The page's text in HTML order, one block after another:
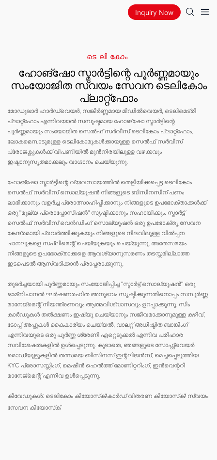
Inquiry Now
ടെലികോം
ഹോങ്‌ഷോ സ്മാർട്ടിന്റെ പൂർണ്ണമായും
സംയോജിത സ്വയം സേവന ടെലികോം
പ്ലാറ്റ്‌ഫോം
മോഡുലാർ ഹാർഡ്‌വെയർ, സങ്കീർണ്ണമായ മിഡിൽവെയർ, ടെലിമെട്രി
പ്ലാറ്റ്‌ഫോം എന്നിവയാൽ സമ്പുഷ്ടമായ ഹോങ്‌ഷോ സ്മാർട്ടിന്റെ
പൂർണ്ണമായും സംയോജിത സെൽഫ് സർവീസ് ടെലികോം പ്ലാറ്റ്‌ഫോം,
ലോകമെമ്പാടുമുള്ള ടെലികോമുകൾക്കായുള്ള സെൽഫ് സർവീസ്
പ്രോജക്റ്റുകൾക്ക് വിപണിയിൽ മുൻനിരയിലുള്ള വഴക്കവും
ഇഷ്ടാനുസൃതമാക്കലും വാഗ്ദാനം ചെയ്യുന്നു.
ഹോങ്‌ഷോ സ്മാർട്ടിന്റെ വ്യവസായത്തിൽ തെളിയിക്കപ്പെട്ട ടെലികോം
സെൽഫ് സർവീസ് സൊല്യൂഷൻ നിങ്ങളുടെ ബിസിനസിന് പണം
ലാഭിക്കാനും വളർച്ച പ്രോത്സാഹിപ്പിക്കാനും നിങ്ങളുടെ ഉപഭോക്താക്കൾക്ക്
ഒരു "മൂല്യ-പ്രൊപ്പോസിഷൻ" സൃഷ്ടിക്കാനും സഹായിക്കും. സ്മാർട്ട്
സെൽഫ് സർവീസ് വെൻഡിംഗ് സൊല്യൂഷൻ ഒരു ഉപഭോക്തൃ സേവന
കേന്ദ്രമായി പ്രവർത്തിക്കുകയും നിങ്ങളുടെ നിലവിലുള്ള വിൽപ്പന
ചാനലുകളെ സപ്ലിമെന്റ് ചെയ്യുകയും ചെയ്യുന്നു, അതേസമയം
നിങ്ങളുടെ ഉപഭോക്താക്കളെ ആവശ്യാനുസരണം തടസ്സമില്ലാത്ത
ഇടപെടൽ ആസ്വദിക്കാൻ പ്രാപ്തരാക്കുന്നു.
തുടർച്ചയായി പൂർണ്ണമായും സംയോജിപ്പിച്ച "സ്മാർട്ട് സൊല്യൂഷൻ" ഒരു
ഓമ്‌നിചാനൽ ഘർഷണരഹിത അനുഭവം സൃഷ്ടിക്കുന്നതിനൊപ്പം സമ്പൂർണ്ണ
മാനേജ്‌മെന്റ് നിയന്ത്രണവും ആത്മവിശ്വാസവും ഉറപ്പാക്കുന്നു. സിം
കാർഡുകൾ തൽക്ഷണം ഇഷ്യൂ ചെയ്യാനും സജീവമാക്കാനുമുള്ള കഴിവ്,
ടോപ്പ്-അപ്പുകൾ കൈകാര്യം ചെയ്യൽ, വാലറ്റ് അധിഷ്ഠിത ബാങ്കിംഗ്
എന്നിവയുടെ ഒരു പൂർണ്ണ ശ്രേണി ഏറ്റെടുക്കൽ എന്നിവ പരിഹാര
സവിശേഷതകളിൽ ഉൾപ്പെടുന്നു. കൂടാതെ, ഞങ്ങളുടെ സോഫ്റ്റ്‌വെയർ
മൊഡ്യൂളുകളിൽ തത്സമയ ബിസിനസ് ഇന്റലിജൻസ്, മെച്ചപ്പെടുത്തിയ
KYC പ്രോസസ്സിംഗ്, മെഷീൻ ഹെൽത്ത് മോണിറ്ററിംഗ്, ഇൻവെന്ററി
മാനേജ്‌മെന്റ് എന്നിവ ഉൾപ്പെടുന്നു.
കീവേഡുകൾ: ടെലികോം കിയോസ്‌ക്/കാർഡ് വിതരണ കിയോസ്‌ക്/ സ്വയം
സേവന കിയോസ്‌ക്